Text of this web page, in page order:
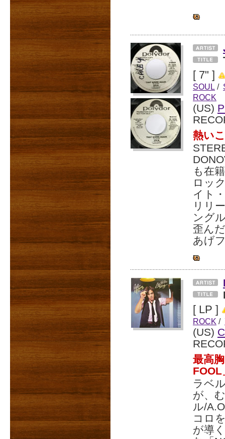
[ 7" ]
SOUL /
ROCK
(US)
熱い
も在
ロッ
イト
リリ
ング
歪ん
あげ
[ LP ]
ROCK /
(US)
最高
FOOL
ラベ
が、
ル/
コロ
が導